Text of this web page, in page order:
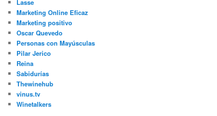
Lasse
Marketing Online Eficaz
Marketing positivo
Oscar Quevedo
Personas con Mayúsculas
Pilar Jerico
Reina
Sabidurías
Thewinehub
vinus.tv
Winetalkers